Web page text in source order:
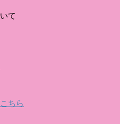
て
こちら